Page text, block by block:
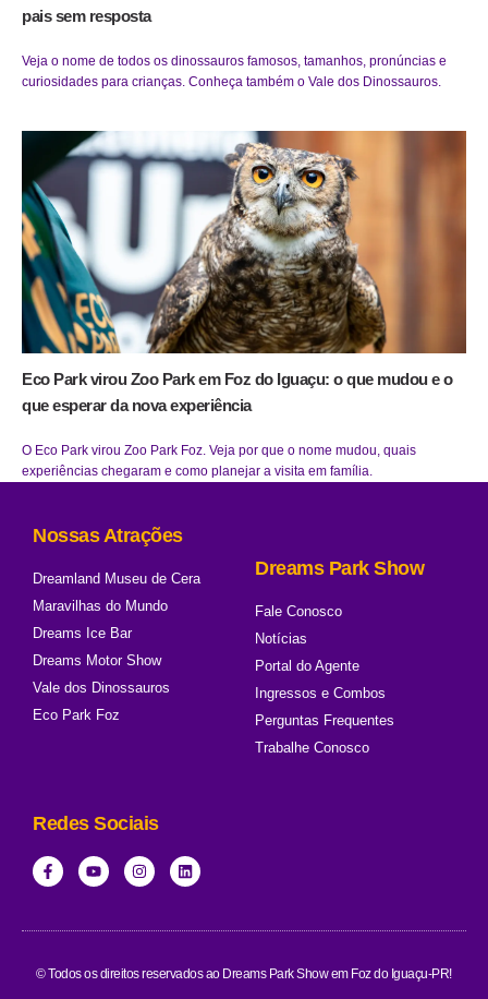
pais sem resposta
Veja o nome de todos os dinossauros famosos, tamanhos, pronúncias e
curiosidades para crianças. Conheça também o Vale dos Dinossauros.
Eco Park virou Zoo Park em Foz do Iguaçu: o que mudou e o
que esperar da nova experiência
O Eco Park virou Zoo Park Foz. Veja por que o nome mudou, quais
experiências chegaram e como planejar a visita em família.
Nossas Atrações
Dreamland Museu de Cera
Maravilhas do Mundo
Dreams Ice Bar
Dreams Motor Show
Vale dos Dinossauros
Eco Park Foz
Dreams Park Show
Fale Conosco
Notícias
Portal do Agente
Ingressos e Combos
Perguntas Frequentes
Trabalhe Conosco
Redes Sociais
© Todos os direitos reservados ao Dreams Park Show em Foz do Iguaçu-PR!